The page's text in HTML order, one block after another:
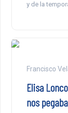
y de la
Francisco
Elisa
nos